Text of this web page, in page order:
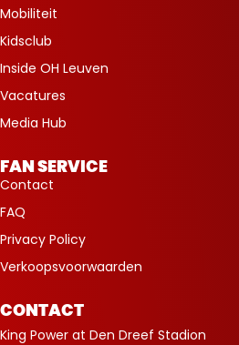
Mobiliteit
Kidsclub
Inside OH Leuven
Vacatures
Media Hub
FAN SERVICE
Contact
FAQ
Privacy Policy
Verkoopsvoorwaarden
CONTACT
King Power at Den Dreef Stadion